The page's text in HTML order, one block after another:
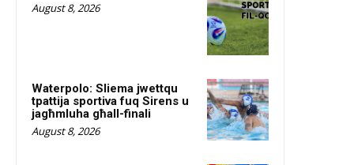
August 8, 2026
Waterpolo: Sliema jwettqu
tpattija sportiva fuq Sirens u
jagħmluha għall-finali
August 8, 2026